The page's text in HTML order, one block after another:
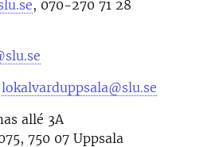
, 070-270 71 28
lokalvarduppsala@slu.se
allé 3A
750 07 Uppsala